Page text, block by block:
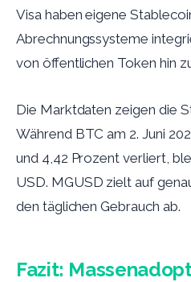
Visa haben eigene
Abrechnungssysteme
von öffentlichen Token hin
Die Marktdaten zeigen die
Während BTC am 2. Juni
und 4,42 Prozent verliert,
USD. MGUSD zielt auf
den täglichen Gebrauch ab.
Fazit: